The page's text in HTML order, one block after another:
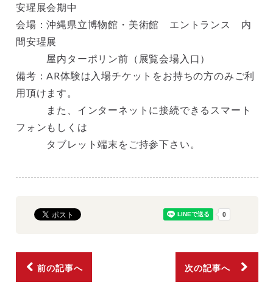
安瑆展会期中
会場：沖縄県立博物館・美術館 エントランス 内
間安瑆展
屋内ターポリン前（展覧会場入口）
備考：AR体験は入場チケットをお持ちの方のみご利
用頂けます。
また、インターネットに接続できるスマート
フォンもしくは
タブレット端末をご持参下さい。
前の記事へ 次の記事へ